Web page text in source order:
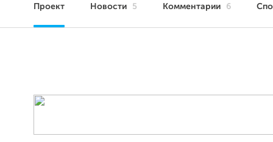
Проект Новости 5 Комментарии 6